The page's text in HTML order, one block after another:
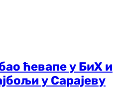
ћевапе у БиХ и
у Сарајеву